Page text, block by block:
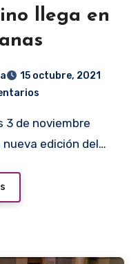
llega en
15 octubre, 2021
edición del…